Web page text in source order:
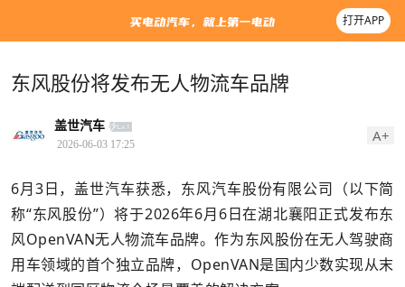
打开APP
东风股份将发布无人物流车品牌
盖世汽车
2026-06-03 17:25 A+
6月3日，盖世汽车获悉，东风汽车股份有限公司（以下简
称“东风股份”）将于2026年6月6日在湖北襄阳正式发布东
风OpenVAN无人物流车品牌。作为东风股份在无人驾驶商
用车领域的首个独立品牌，OpenVAN是国内少数实现从末